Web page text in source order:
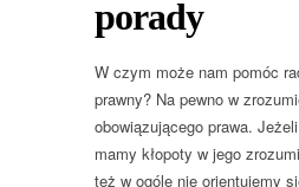
porady
W czym może nam pomóc
prawny? Na pewno w
obowiązującego prawa.
mamy kłopoty w jego
też w ogóle nie orientujemy